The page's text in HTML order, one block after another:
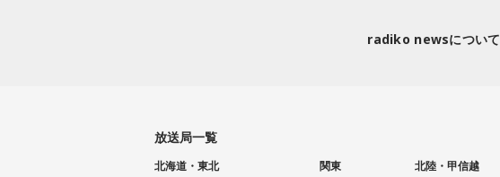
radiko newsについて
放送局一覧
北海道・東北 関東 北陸・甲信越